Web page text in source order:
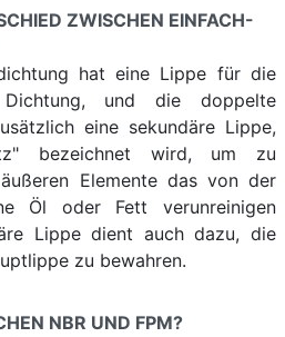
ZWISCHEN EINFACH-
hat eine Lippe für die
und die doppelte
eine sekundäre Lippe,
bezeichnet wird, um zu
Elemente das von der
Öl oder Fett verunreinigen
Lippe dient auch dazu, die
zu bewahren.
NBR UND FPM?